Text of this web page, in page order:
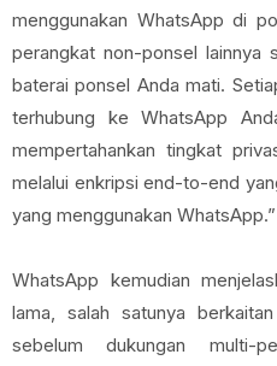
menggunakan WhatsApp di
perangkat non-ponsel lainnya
baterai ponsel Anda mati.
terhubung ke WhatsApp
mempertahankan tingkat
melalui enkripsi end-to-end
yang menggunakan WhatsApp.”
WhatsApp kemudian
lama, salah satunya
sebelum dukungan multi-